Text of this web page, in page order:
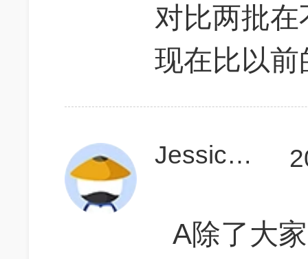
对比两批
现在比以
Jessicadream
A除了大